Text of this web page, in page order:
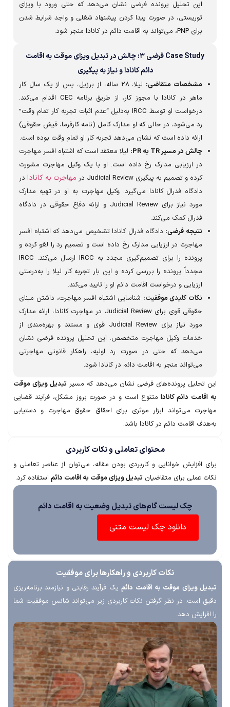
این تحلیل پرونده فرضی نشان می‌دهد که حتی ورود با ویزای
توریستی، در صورت پیدا کردن پیشنهاد شغلی و واجد شرایط شدن
Case Study فرضی ۳: چالش در تبدیل ویزای موقت به اقامت
دائم کانادا و نیاز به پیگیری
مشخصات متقاضی:
لیلا، ۲۸ ساله، از برزیل، پس از یک سال کار
ماهر در کانادا با مجوز کار، از طریق برنامه CEC اقدام می‌کند.
درخواست او توسط IRCC به‌دلیل “عدم اثبات تجربه کار تمام وقت”
رد می‌شود، در حالی که او مدارک کامل (نامه کارفرما، فیش حقوقی)
ارائه داده است که نشان می‌دهد تجربه کار او تمام وقت بوده است.
چالش در مسیر TR به PR:
لیلا معتقد است که اشتباه افسر مهاجرت
در ارزیابی مدارک رخ داده است. او با یک وکیل مهاجرت مشورت
کرده و تصمیم به پیگیری Judicial Review در
مهاجرت به کانادا در
دادگاه فدرال کانادا می‌گیرد. وکیل مهاجرت به او در تهیه مدارک
مورد نیاز برای Judicial Review و ارائه دفاع حقوقی در دادگاه
فدرال کمک می‌کند.
نتیجه فرضی:دادگاه فدرال کانادا تشخیص می‌دهد که اشتباه افسر
مهاجرت در ارزیابی مدارک رخ داده است و تصمیم رد را لغو کرده و
پرونده را برای تصمیم‌گیری مجدد به IRCC ارسال می‌کند. IRCC
مجدداً پرونده را بررسی کرده و این بار تجربه کار لیلا را به‌درستی
ارزیابی و درخواست اقامت دائم او را تایید می‌کند.
نکات کلیدی موفقیت: شناسایی اشتباه افسر مهاجرت، داشتن مبنای
حقوقی قوی برای Judicial Review در مهاجرت کانادا، ارائه مدارک
مورد نیاز برای Judicial Review قوی و مستند و بهره‌مندی از
خدمات وکیل مهاجرت متخصص. این تحلیل پرونده فرضی نشان
می‌دهد که حتی در صورت رد اولیه، راهکار قانونی مهاجرتی
می‌تواند منجر به اقامت دائم در کانادا شود.
پرونده‌های فرضی نشان می‌دهد که مسیرتبدیل ویزای موقت
دائم کانادامتنوع است و در صورت بروز مشکل، فرآیند قضایی
می‌تواند ابزار موثری برای احقاق حقوق مهاجرت و دستیابی
اقامت دائم در کانادا باشد.
محتوای تعاملی و نکات کاربردی
افزایش خوانایی و کاربردی بودن مقاله، می‌توان از عناصر تعاملی و
عملی برای متقاضیانتبدیل ویزای موقت به اقامت دائماستفاده کرد.
چک لیست گام‌های تبدیل وضعیت به اقامت دائم
دانلود چک لیست متنی
نکات کاربردی و راهکارها برای موفقیت
ویزای موقت به اقامت دائمیک فرآیند رقابتی و نیازمند برنامه‌ریزی
است. در نظر گرفتن نکات کاربردی زیر می‌تواند شانس موفقیت شما
دهد.